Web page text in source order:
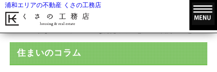
浦和エリアの不動産 くさの工務店
なんだこの土地？！ 四角い土地
住まいのコラム